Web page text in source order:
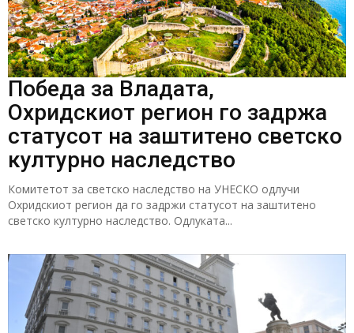
Победа за Владата,
Охридскиот регион го задржа
статусот на заштитено светско
културно наследство
Комитетот за светско наследство на УНЕСКО одлучи
Охридскиот регион да го задржи статусот на заштитено
светско културно наследство. Одлуката...